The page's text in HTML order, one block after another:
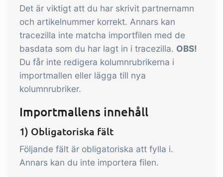
Få mottagningskontroll,
temperaturkontroller och kritiska
kontrollpunkter integrerade i din
orderhantering – helt digitalt
Power Pack
Skapa din egen uppsättning av
dokument och etiketter, sidvisningar,
datautdrag, rapporter och inbäddad
dashboard!
Connect
Connect erbjuder många alternativ för
automatisering och anpassade flöden
med utbyte av filer och data mellan
Det är viktigt att du har skrivit partnernamn
och artikelnummer korrekt. Annars kan
tracezilla inte matcha importfilen med de
basdata som du har lagt in i tracezilla. OBS!
Du får inte redigera kolumnrubrikerna i
importmallen eller lägga till nya
kolumnrubriker.
Importmallens innehåll
1) Obligatoriska fält
Följande fält är obligatoriska att fylla i.
Annars kan du inte importera filen.